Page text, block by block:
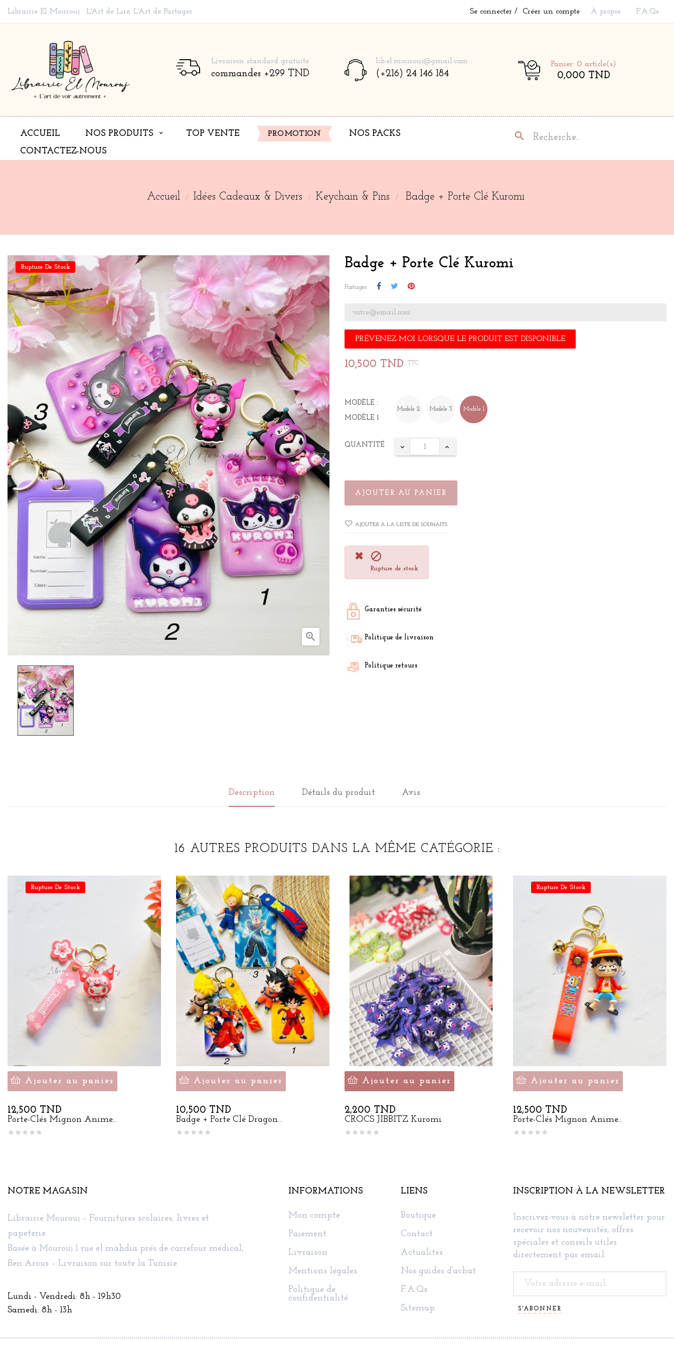
Librairie El Mourouj : L'Art de Lire, L'Art de Partager Se connecter Créer un compte À propos F.A.Qs
Livraison standard gratuite
commandes +299 TND
lib.el.mourouj@gmail.com
(+216) 24 146 184
Panier: 0 article(s)
0,000 TND
ACCUEIL NOS PRODUITS TOP VENTE PROMOTION
NOS PACKS
CONTACTEZ-NOUS
search
Accueil Idées Cadeaux & Divers Keychain & Pins Badge + Porte Clé Kuromi
Rupture De Stock

Badge + Porte Clé Kuromi
Partager
PRÉVENEZ-MOI LORSQUE LE PRODUIT EST DISPONIBLE
10,500 TND TTC
MODÈLE :
MODÈLE 1
Modèle 2 Modèle 3 Modèle 1
QUANTITÉ
AJOUTER AU PANIER
AJOUTER À LA LISTE DE SOUHAITS

Rupture de stock
Garanties sécurité
Politique de livraison
Politique retours
Description Détails du produit Avis
16 AUTRES PRODUITS DANS LA MÊME CATÉGORIE :
Rupture De Stock
Ajouter au panier
Prix
12,500 TND
Porte-Clés Mignon Anime...
Ajouter au panier
Prix
10,500 TND
Badge + Porte Clé Dragon...
Ajouter au panier
Prix
2,200 TND
CROCS JIBBITZ Kuromi
Rupture De Stock
Ajouter au panier
Prix
12,500 TND
Porte-Clés Mignon Anime...
NOTRE MAGASIN
Librairie Mourouj – Fournitures scolaires, livres et
papeterie.
Basée à Mourouj 1 rue el mahdia prés de carrefour médical,
Ben Arous – Livraison sur toute la Tunisie.
Lundi - Vendredi: 8h - 19h30
Samedi: 8h - 13h
INFORMATIONS
Mon compte
Paiement
Livraison
Mentions légales
Politique de
confidentialité
LIENS
Boutique
Contact
Actualités
Nos guides d'achat
F.A.Qs
Sitemap
INSCRIPTION À LA NEWSLETTER
Inscrivez-vous à notre newsletter pour
recevoir nos nouveautés, offres
spéciales et conseils utiles
directement par email.
S'ABONNER